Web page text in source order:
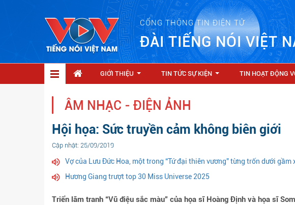
CỔNG THÔNG TIN ĐIỆN TỬ
ĐÀI TIẾNG NÓI VIỆT
GIỚI THIỆU TIN TỨC SỰ KIỆN TIN HOẠT ĐỘNG
ÂM NHẠC - ĐIỆN ẢNH
Hội họa: Sức truyền cảm không biên giới
Cập nhật: 25/09/2019
Vợ của Lưu Đức Hoa, một trong “Tứ đại thiên vương” từng trốn dưới gầm
Hương Giang trượt top 30 Miss Universe 2025
Triển lãm tranh “Vũ điệu sắc màu” của họa sĩ Hoàng Định và họa sĩ